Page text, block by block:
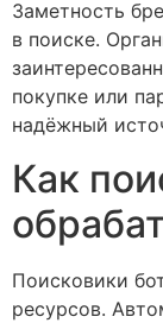
Заметность
в поиске.
покупке или
надёжный
Как
Поисковики
ресурсов.